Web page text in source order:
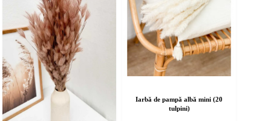
Iarbă de pampă albă mini (20
tulpini)